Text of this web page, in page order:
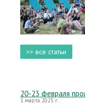
>> все статьи
20-23 февраля
1 марта 2025 г.